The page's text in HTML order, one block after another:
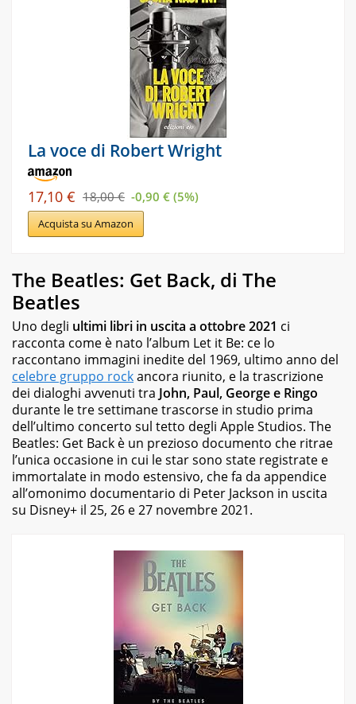
La voce di Robert Wright
17,10 € 18,00 € -0,90 € (5%)
Acquista su Amazon
The Beatles: Get Back, di The
Beatles
Uno degli ultimi libri in uscita a ottobre 2021 ci
racconta come è nato l’album Let it Be: ce lo
raccontano immagini inedite del 1969, ultimo anno del
celebre gruppo rockancora riunito, e la trascrizione
dei dialoghi avvenuti tra John, Paul, George e Ringo
durante le tre settimane trascorse in studio prima
dell’ultimo concerto sul tetto degli Apple Studios. The
Beatles: Get Back è un prezioso documento che ritrae
l’unica occasione in cui le star sono state registrate e
immortalate in modo estensivo, che fa da appendice
all’omonimo documentario di Peter Jackson in uscita
su Disney+ il 25, 26 e 27 novembre 2021.